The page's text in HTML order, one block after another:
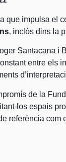
que impulsa el
, inclòs dins la
Santacana i
entre els
de la
los espais
referència com